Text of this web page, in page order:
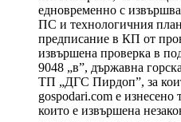
едновременно с
ПС и технологичния
предписание в КП от
извършена проверка в
9048 „в”, държавна
ТП „ДГС Пирдоп”, за
gospodari.com е изнесено
които е извършена